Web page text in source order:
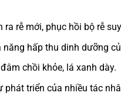
ra rễ mới, phục hồi bộ rễ
năng hấp thu dinh dưỡng
chồi khỏe, lá xanh dày.
phát triển của nhiều tác